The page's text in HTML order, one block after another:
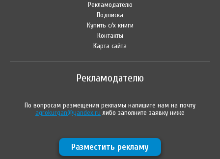
Рекламодателю
Подписка
Купить с/х книги
Контакты
Карта сайта
Рекламодателю
По вопросам размещения рекламы напишите нам на почту
agrokurgan@yandex.ru либо заполните заявку ниже
Разместить рекламу